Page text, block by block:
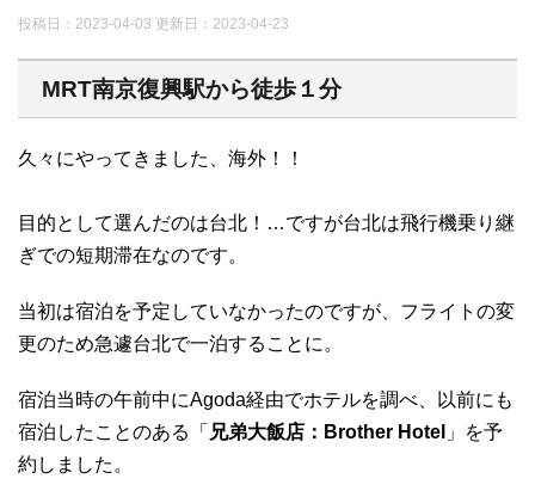
投稿日：2023-04-03 更新日： 2023-04-23
MRT南京復興駅から徒歩１分
久々にやってきました、海外！！
目的として選んだのは台北！…ですが台北は飛行機乗り継
ぎでの短期滞在なのです。
当初は宿泊を予定していなかったのですが、フライトの変
更のため急遽台北で一泊することに。
宿泊当時の午前中にAgoda経由でホテルを調べ、以前にも
宿泊したことのある「 兄弟大飯店：Brother Hotel 」を予
約しました。